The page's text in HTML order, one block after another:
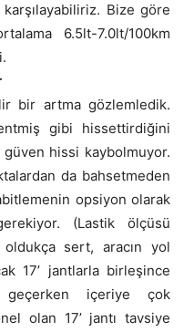
Bize göre
6.5lt-7.0lt/100km
bir artma gözlemledik.
gibi hissettirdiğini
hissi kaybolmuyor.
da bahsetmeden
opsiyon olarak
(Lastik ölçüsü
sert, aracın yol
17’ jantlarla birleşince
geçerken içeriye çok
olan 17’ jantı tavsiye